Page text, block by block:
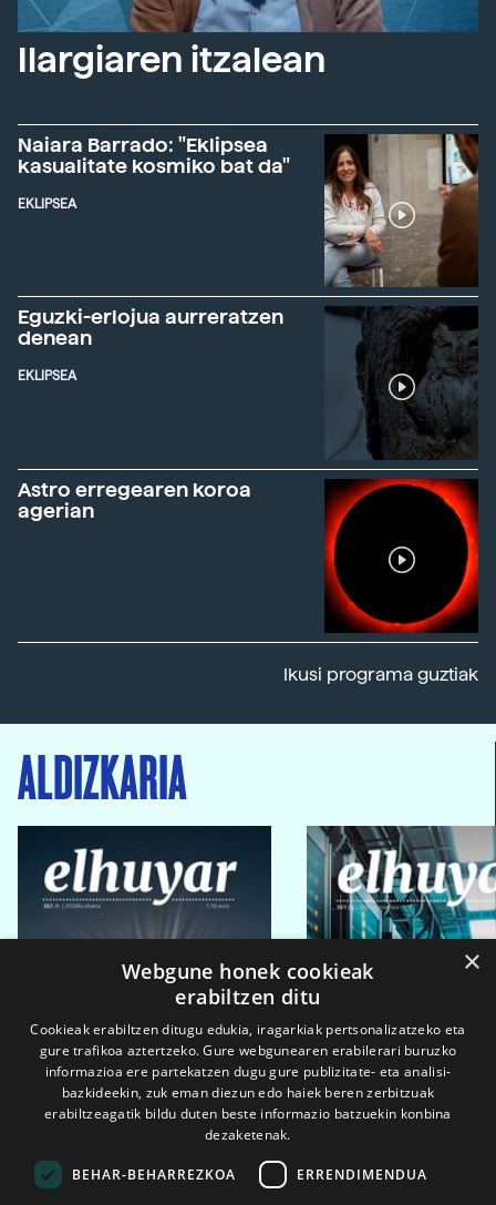
Ilargiaren itzalean
Naiara Barrado: "Eklipsea
kasualitate kosmiko bat da"
EKLIPSEA
Eguzki-erlojua aurreratzen
denean
EKLIPSEA
Astro erregearen koroa
agerian
Ikusi programa guztiak
ALDIZKARIA
×
Webgune honek cookieak
erabiltzen ditu
Cookieak erabiltzen ditugu edukia, iragarkiak pertsonalizatzeko eta
gure trafikoa aztertzeko. Gure webgunearen erabilerari buruzko
informazioa ere partekatzen dugu gure publizitate- eta analisi-
bazkideekin, zuk eman diezun edo haiek beren zerbitzuak
erabiltzeagatik bildu duten beste informazio batzuekin konbina
dezaketenak.
BEHAR-BEHARREZKOA ERRENDIMENDUA